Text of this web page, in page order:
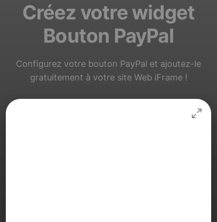
Créez votre widget
Bouton PayPal
Configurez votre bouton PayPal et ajoutez-le
gratuitement à votre site Web iFrame !